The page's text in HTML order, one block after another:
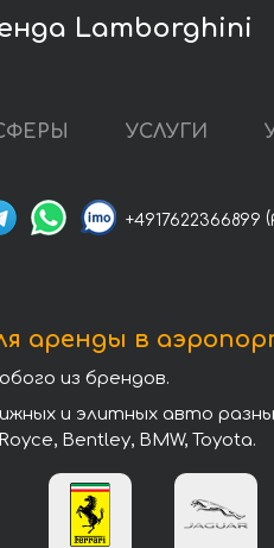
Lamborghini
УСЛУГИ
+4917622366899
аренды в
из брендов.
и элитных авто
Bentley, BMW, Toyota.